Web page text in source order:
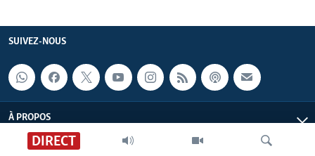
DIRECT
SUIVEZ-NOUS
À PROPOS